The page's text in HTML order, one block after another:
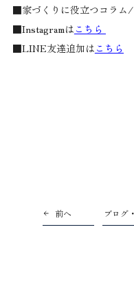
■家づくりに役立つコラム
■Instagramは こちら
■LINE友達追加は こちら
前へ ブログ